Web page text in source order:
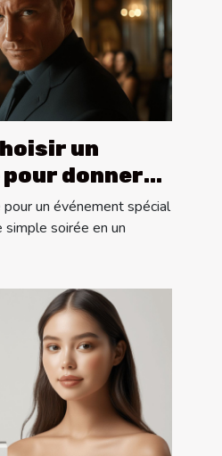
un
donner
un événement spécial
soirée en un